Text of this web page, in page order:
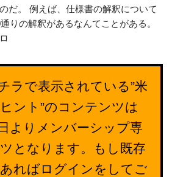
だ。 例えば、仕様書の解釈について
りの解釈があるなんてことがある。
ラで表示されている”米
ント”のコンテンツは
よりメンバーシップ専
となります。もし既存
ればログインをしてご